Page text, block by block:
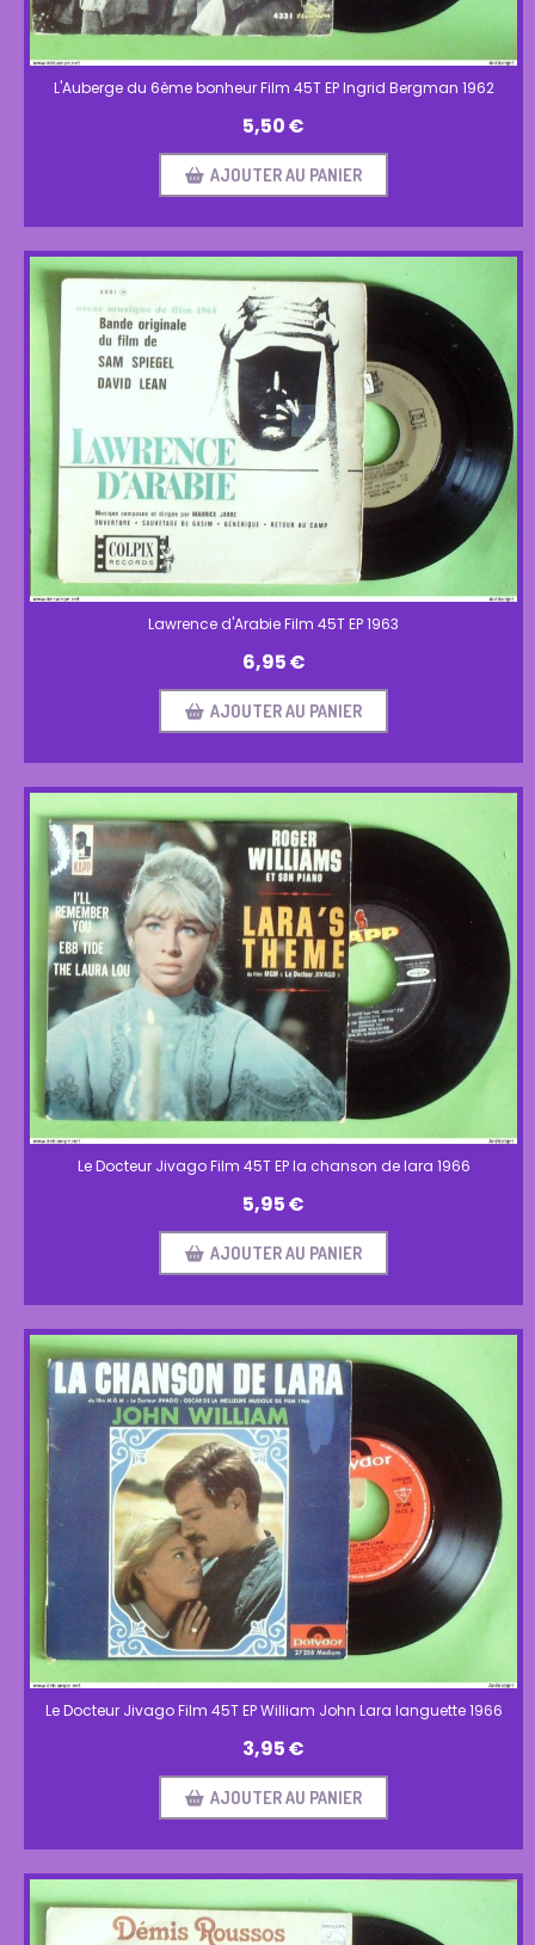
L'Auberge du 6ème bonheur Film 45T EP Ingrid Bergman 1962
5,50€
AJOUTER AU PANIER
Lawrence d'Arabie Film 45T EP 1963
6,95€
AJOUTER AU PANIER
Le Docteur Jivago Film 45T EP la chanson de lara 1966
5,95€
AJOUTER AU PANIER
Le Docteur Jivago Film 45T EP William John Lara languette 1966
3,95€
AJOUTER AU PANIER